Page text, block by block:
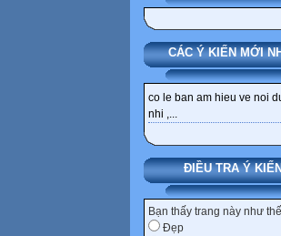
CÁC Ý KIẾN MỚI
co le ban am hieu ve noi
nhi ,...
ĐIỀU TRA Ý KIẾN
Bạn thấy trang này như
Đẹp